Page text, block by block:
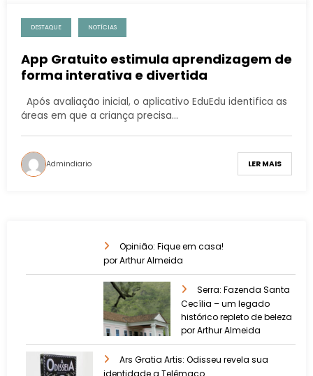
DESTAQUE NOTÍCIAS
App Gratuito estimula aprendizagem de
forma interativa e divertida
Após avaliação inicial, o aplicativo EduEdu identifica as
áreas em que a criança precisa…
Admindiario LER MAIS
Opinião: Fique em casa!
por Arthur Almeida
Serra: Fazenda Santa
Cecília – um legado
histórico repleto de beleza
por Arthur Almeida
Ars Gratia Artis: Odisseu revela sua